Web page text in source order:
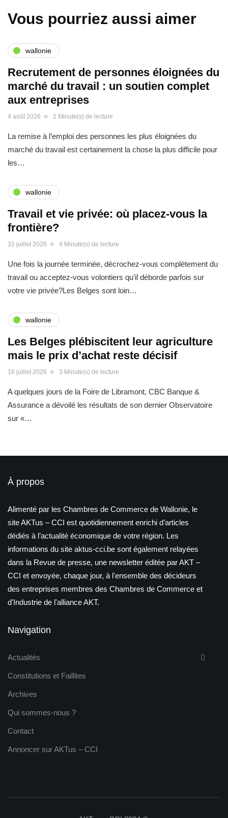
Vous pourriez aussi aimer
wallonie
Recrutement de personnes éloignées du
marché du travail : un soutien complet
aux entreprises
4 août 2026 2 Minute(s) de lecture
La remise à l’emploi des personnes les plus éloignées du
marché du travail est certainement la chose la plus difficile pour
les…
wallonie
Travail et vie privée: où placez-vous la
frontière?
31 juillet 2026 4 Minute(s) de lecture
Une fois la journée terminée, décrochez-vous complètement du
travail ou acceptez-vous volontiers qu’il déborde parfois sur
votre vie privée?Les Belges sont loin…
wallonie
Les Belges plébiscitent leur agriculture
mais le prix d’achat reste décisif
16 juillet 2026 3 Minute(s) de lecture
A quelques jours de la Foire de Libramont, CBC Banque &
Assurance a dévoilé les résultats de son dernier Observatoire
sur «…
À propos
Alimenté par les Chambres de Commerce de Wallonie, le
site AKTus – CCI est quotidiennement enrichi d’articles
dédiés à l’actualité économique de votre région. Les
informations du site aktus-cci.be sont également relayées
dans la Revue de presse, une newsletter éditée par AKT –
CCI et envoyée, chaque jour, à l'ensemble des décideurs
des entreprises membres des Chambres de Commerce et
d'Industrie de l'alliance AKT.
Navigation
Actualités
Constitutions et Faillites
Archives
Qui sommes-nous ?
Contact
Annoncer sur AKTus – CCI